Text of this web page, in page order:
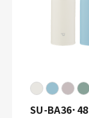
SU-BA36･48